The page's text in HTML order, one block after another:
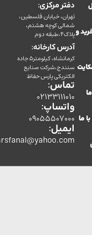
مرکزی:
تهران، خیابان فلسطین،
شمالی کوچه هشتم،
دوم
کارخانه:
کرمانشاه، کیلومتر5 جاده
صنایع
الکتریکی پارس حفاظ
تماس:
واتساپ:
ایمیل: